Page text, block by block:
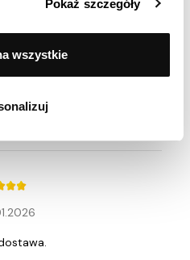
Pokaż szczegóły
wszystkie